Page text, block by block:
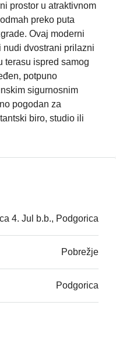
prostor u atraktivnom
preko puta
Ovaj moderni
nudi dvostrani prilazni
terasu ispred samog
potpuno
sigurnosnim
pogodan za
biro, studio ili
4. Jul b.b., Podgorica
Pobrežje
Podgorica